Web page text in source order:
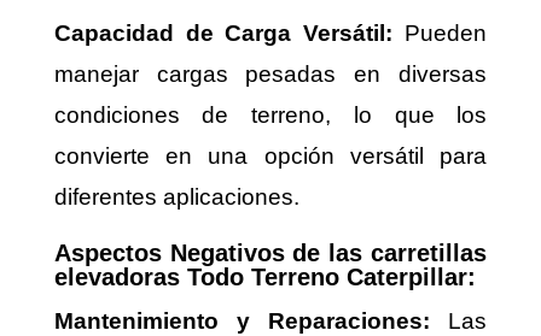
Capacidad de Carga Versátil: Pueden
manejar cargas pesadas en diversas
condiciones de terreno, lo que los
convierte en una opción versátil para
diferentes aplicaciones.
Aspectos Negativos de las carretillas
elevadoras Todo Terreno Caterpillar:
Mantenimiento y Reparaciones: Las